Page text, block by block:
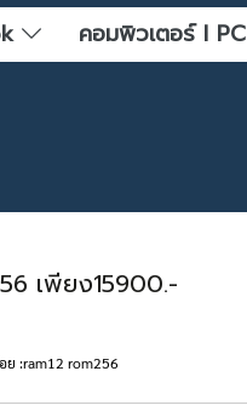
คอมพิวเตอร์ l PC
เพียง15900.-
ย :ram12 rom256